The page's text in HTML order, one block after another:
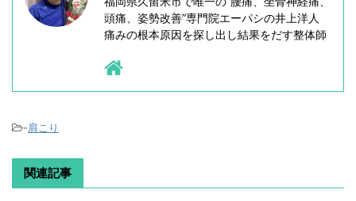
頭痛、姿勢改善”専門院エーパシの井上洋人
痛みの根本原因を探し出し結果をだす整体師
-肩こり
関連記事